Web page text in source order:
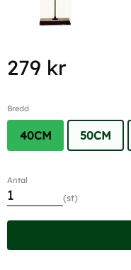
279 kr
Bredd
40CM 50CM
Antal
st